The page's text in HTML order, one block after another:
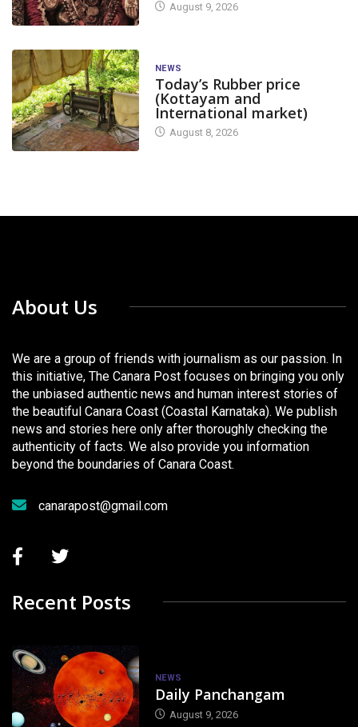
August 9, 2026
NEWS
Today’s Rubber price
(Kottayam and
International market)
August 8, 2026
About Us
We are a group of friends with journalism as our passion. In
this initiative, The Canara Post focuses on bringing you only
the unbiased authentic news and human interest stories of
the beautiful Canara Coast (Coastal Karnataka). We publish
news and stories here only after thoroughly checking the
authenticity of facts. We also provide you information
beyond the boundaries of Canara Coast.
canarapost@gmail.com
Recent Posts
NEWS
Daily Panchangam
August 9, 2026